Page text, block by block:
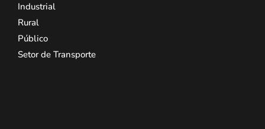
Industrial
Rural
Público
Setor de Transporte